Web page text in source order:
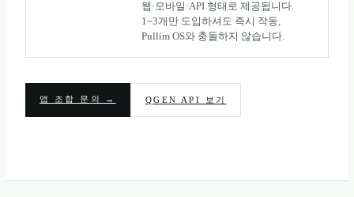
웹·모바일·API 형태로 제공됩니다.
1~3개만 도입하셔도 즉시 작동,
Pullim OS와 충돌하지 않습니다.
앱 조합 문의 → QGEN API 보기